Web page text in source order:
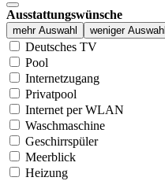
Ausstattungswünsche
mehr Auswahl weniger Auswahl
Deutsches TV
Pool
Internetzugang
Privatpool
Internet per WLAN
Waschmaschine
Geschirrspüler
Meerblick
Heizung